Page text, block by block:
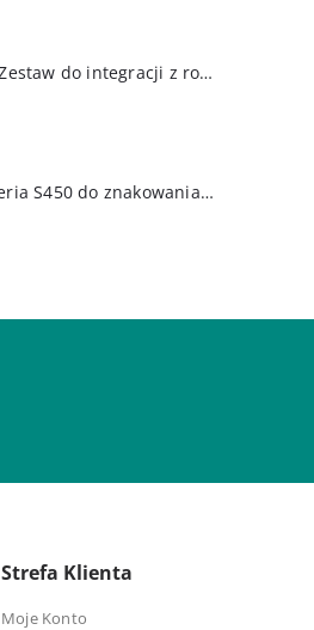
QUICK 7050E Zestaw do integracji z robotem
QUICK NOC Seria S450 do znakowania PCB
Strefa Klienta
Moje Konto